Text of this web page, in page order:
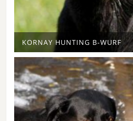
KORNAY HUNTING B-WURF